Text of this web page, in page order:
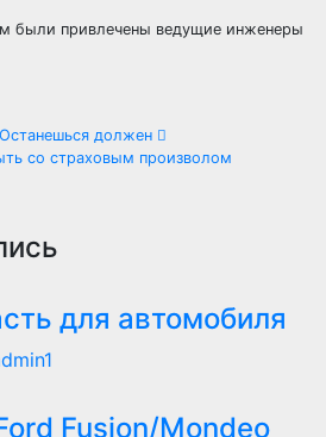
были привлечены ведущие инженеры
должен
со страховым произволом
для автомобиля
Fusion/Mondeo